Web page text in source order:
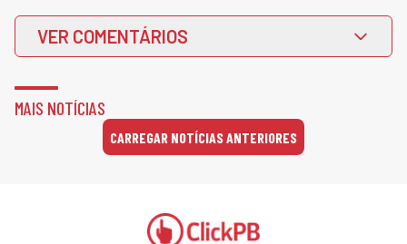
VER COMENTÁRIOS
MAIS NOTÍCIAS
CARREGAR NOTÍCIAS ANTERIORES